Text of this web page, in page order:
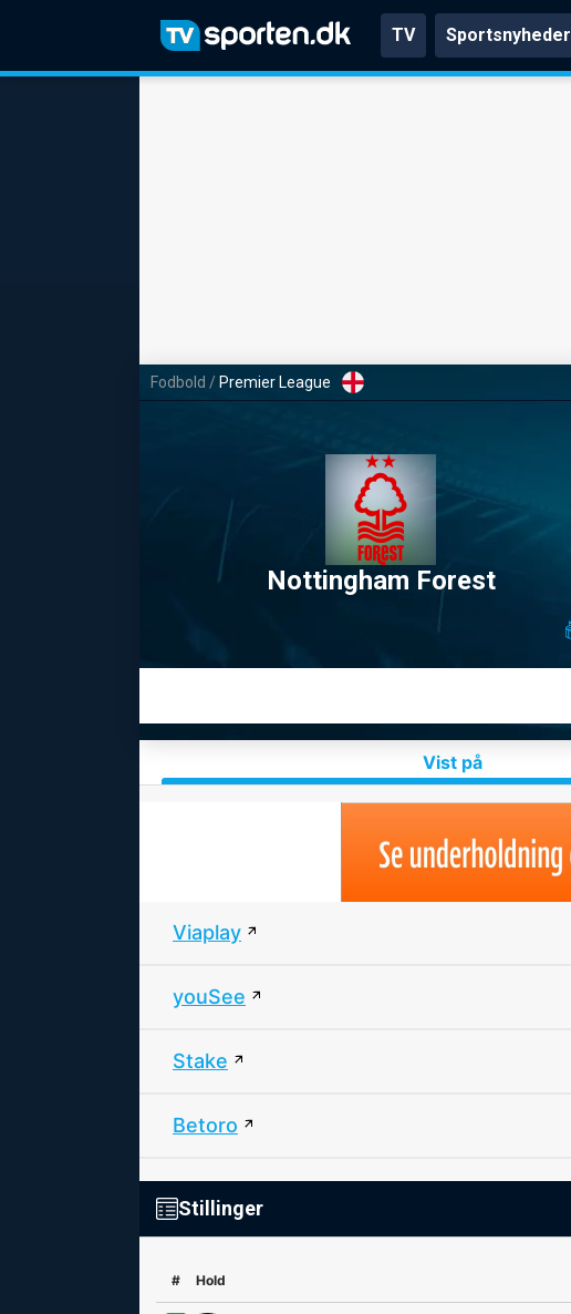
TV Sportsnyheder
Fodbold / Premier League
Nottingham Forest
Vist på
Viaplay
youSee
Stake
Betoro
Stillinger
# Hold